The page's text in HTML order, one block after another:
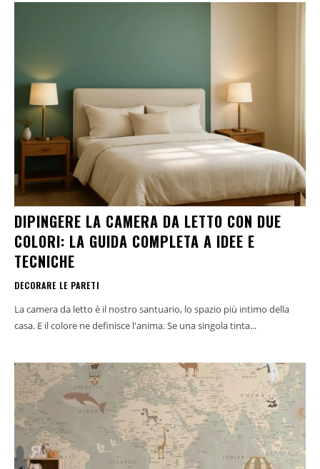
DIPINGERE LA CAMERA DA LETTO CON DUE
COLORI: LA GUIDA COMPLETA A IDEE E
TECNICHE
DECORARE LE PARETI
La camera da letto è il nostro santuario, lo spazio più intimo della
casa. E il colore ne definisce l'anima. Se una singola tinta...